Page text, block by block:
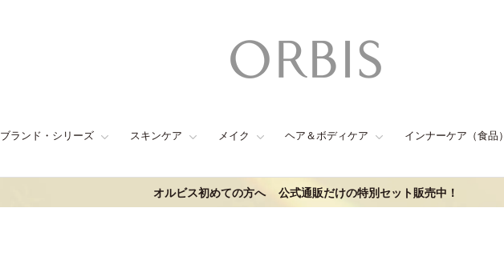
ブランド・シリーズ スキンケア メイク ヘア＆ボディケア インナーケア（食品）
オルビス初めての方へ 公式通販だけの特別セット販売中！